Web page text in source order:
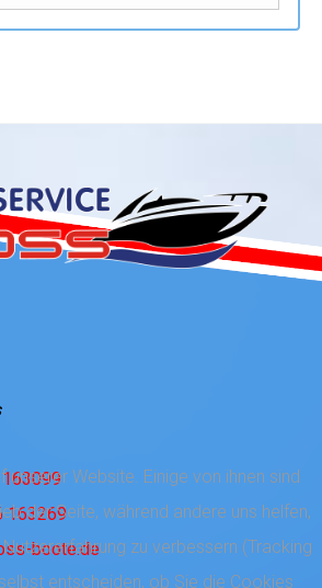
163269
boote.de
unserer Website. Einige von ihnen sind
der Seite, während andere uns helfen,
zu verbessern (Tracking
entscheiden, ob Sie die Cookies